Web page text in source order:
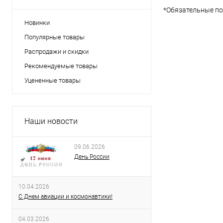
Новинки
Популярные товары
Распродажи и скидки
Рекомендуемые товары
Уцененные товары
Наши новости
09.06.2026
День России
10.04.2026
С Днем авиации и космонавтики!
04.03.2026
*Обязательные